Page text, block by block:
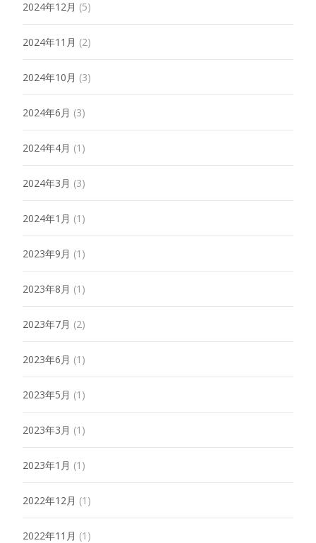
2024年12月 (5)
2024年11月 (2)
2024年10月 (3)
2024年6月 (3)
2024年4月 (1)
2024年3月 (3)
2024年1月 (1)
2023年9月 (1)
2023年8月 (1)
2023年7月 (2)
2023年6月 (1)
2023年5月 (1)
2023年3月 (1)
2023年1月 (1)
2022年12月 (1)
2022年11月 (1)